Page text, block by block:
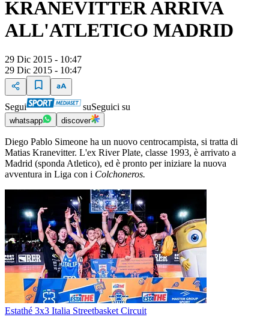
KRANEVITTER ARRIVA
ALL'ATLETICO MADRID
29 Dic 2015 - 10:47
29 Dic 2015 - 10:47
Segui suSeguici su
whatsapp discover
Diego Pablo Simeone ha un nuovo centrocampista, si tratta di
Matias Kranevitter. L'ex River Plate, classe 1993, è arrivato a
Madrid (sponda Atletico), ed è pronto per iniziare la nuova
avventura in Liga con i Colchoneros.
Estathé 3x3 Italia Streetbasket Circuit